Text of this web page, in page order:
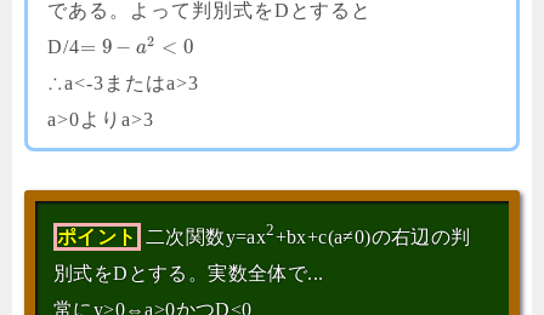
である。よって判別式をDとすると
D/4= 9 − a2 < 0
∴a<-3またはa>3
a>0よりa>3
ポイント 二次関数y=ax2+bx+c(a≠0)の右辺の判
別式をDとする。実数全体で...
常にy>0⇔a>0かつD<0